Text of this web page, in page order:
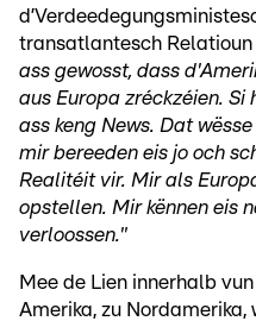
transatlantesch Relatioun
ass gewosst, dass
aus Europa zréckzéien.
ass keng News. Dat
mir bereeden eis jo och
Realitéit vir. Mir als
opstellen. Mir kënnen eis
verloossen."
Mee de Lien innerhalb
Amerika, zu Nordamerika,